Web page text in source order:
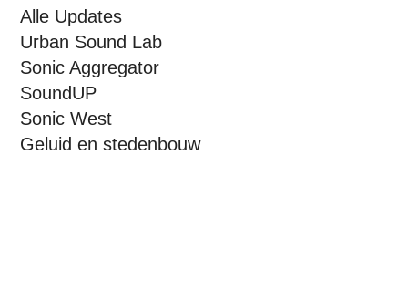
Alle Updates
Urban Sound Lab
Sonic Aggregator
SoundUP
Sonic West
Geluid en stedenbouw